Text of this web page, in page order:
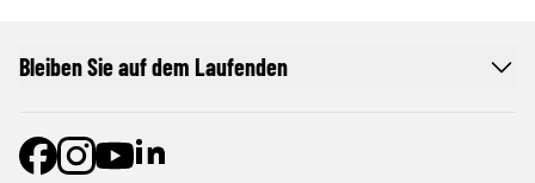
Bleiben Sie auf dem Laufenden